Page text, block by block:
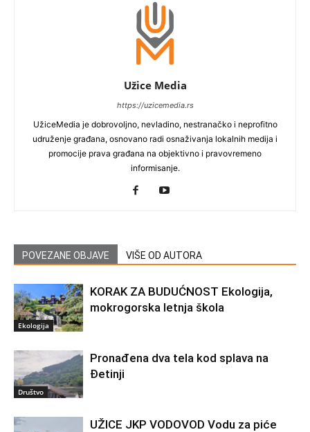
Užice Media
https://uzicemedia.rs
UžiceMedia je dobrovoljno, nevladino, nestranačko i neprofitno
udruženje građana, osnovano radi osnaživanja lokalnih medija i
promocije prava građana na objektivno i pravovremeno
informisanje.
POVEZANE OBJAVE VIŠE OD AUTORA
Ekologija
KORAK ZA BUDUĆNOST Ekologija,
mokrogorska letnja škola
Društvo
Pronađena dva tela kod splava na
Đetinji
UŽICE JKP VODOVOD Vodu za piće